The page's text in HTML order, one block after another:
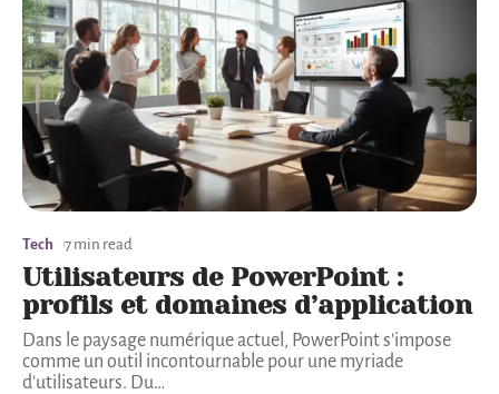
Tech 7 min read
Utilisateurs de PowerPoint :
profils et domaines d’application
Dans le paysage numérique actuel, PowerPoint s'impose
comme un outil incontournable pour une myriade
d'utilisateurs. Du…